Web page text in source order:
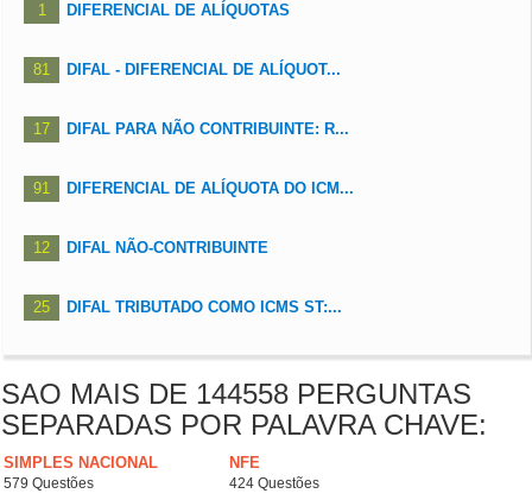
1 DIFERENCIAL DE ALÍQUOTAS
81 DIFAL - DIFERENCIAL DE ALÍQUOT...
17 DIFAL PARA NÃO CONTRIBUINTE: R...
91 DIFERENCIAL DE ALÍQUOTA DO ICM...
12 DIFAL NÃO-CONTRIBUINTE
25 DIFAL TRIBUTADO COMO ICMS ST:...
SAO MAIS DE 144558 PERGUNTAS
SEPARADAS POR PALAVRA CHAVE:
SIMPLES NACIONAL
579 Questões
NFE
424 Questões